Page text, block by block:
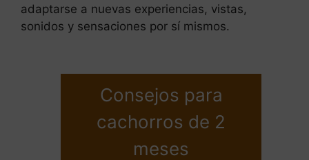
adaptarse a nuevas experiencias, vistas,
sonidos y sensaciones por sí mismos.
Consejos para
cachorros de 2
meses